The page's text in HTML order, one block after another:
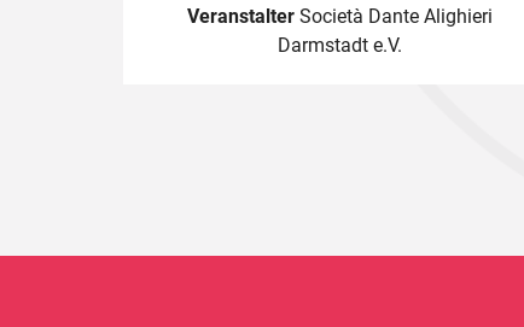
VeranstalterSocietà Dante Alighieri
Darmstadt e.V.